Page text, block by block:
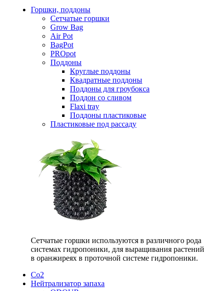
Горшки, поддоны
Сетчатые горшки
Grow Bag
Air Pot
BagPot
PROpot
Поддоны
Круглые поддоны
Квадратные поддоны
Поддоны для гроубокса
Поддон со сливом
Flaxi tray
Поддоны пластиковые
Пластиковые под рассаду
Сетчатые горшки используются в различного рода
системах гидропоники, для выращивания растений
в оранжиреях в проточной системе гидропоники.
Со2
Нейтрализатор запаха